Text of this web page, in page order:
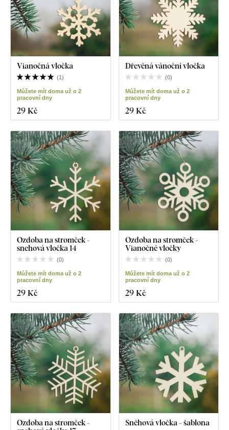
Vianočná vločka
(1)
Můžete mít doma už o 2
pracovní dny
29 Kč
Dřevěná vánoční vločka
(0)
Můžete mít doma už o 2
pracovní dny
29 Kč
Ozdoba na stromček -
snehová vločka 14
(0)
Můžete mít doma už o 2
pracovní dny
29 Kč
Ozdoba na stromček -
Vianočné vločky
(0)
Můžete mít doma už o 2
pracovní dny
29 Kč
Ozdoba na stromček -
Sněhová vločka - šablona